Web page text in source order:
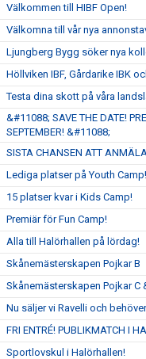
Välkommen till HIBF Open!
Välkomna till vår nya
Ljungberg Bygg söker nya
Höllviken IBF, Gårdarike IBK
Testa dina skott på våra
&#11088; SAVE THE DATE!
SEPTEMBER! &#11088;
SISTA CHANSEN ATT
Lediga platser på Youth Camp!
15 platser kvar i Kids Camp!
Premiär för Fun Camp!
Alla till Halörhallen på lördag!
Skånemästerskapen Pojkar B
Skånemästerskapen Pojkar C
Nu säljer vi Ravelli och
FRI ENTRÉ! PUBLIKMATCH I
Sportlovskul i Halörhallen!